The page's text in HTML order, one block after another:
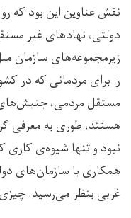
نقش عناوین این بود که
دولتی، نهادهای غیر
زیرمجموعه‌های سازمان
را برای مردمانی که در
مستقل مردمی، جنبش‌های
هستند، طوری به معرفی
نبود و تنها شیوه‌ی کاری
همکاری با سازمان‌های
غربی بنظر می‌رسید.